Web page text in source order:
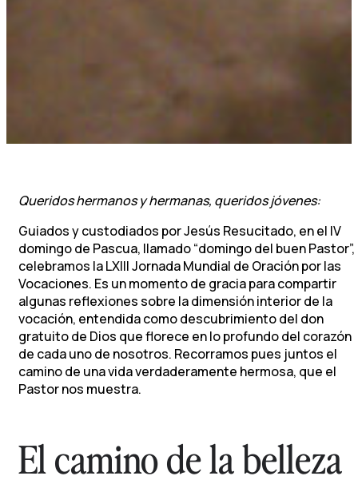
Queridos hermanos y hermanas, queridos jóvenes:
Guiados y custodiados por Jesús Resucitado, en el IV
domingo de Pascua, llamado “domingo del buen Pastor”,
celebramos la LXIII Jornada Mundial de Oración por las
Vocaciones. Es un momento de gracia para compartir
algunas reflexiones sobre la dimensión interior de la
vocación, entendida como descubrimiento del don
gratuito de Dios que florece en lo profundo del corazón
de cada uno de nosotros. Recorramos pues juntos el
camino de una vida verdaderamente hermosa, que el
Pastor nos muestra.
El camino de la belleza